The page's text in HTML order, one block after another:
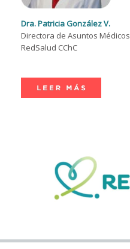
Dra. Patricia González V.
Directora de Asuntos Médicos
RedSalud CChC